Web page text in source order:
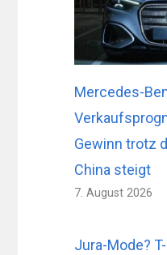
Mercedes-
Gewinn trotz
China steigt
7. August 2026
Jura-Mode?